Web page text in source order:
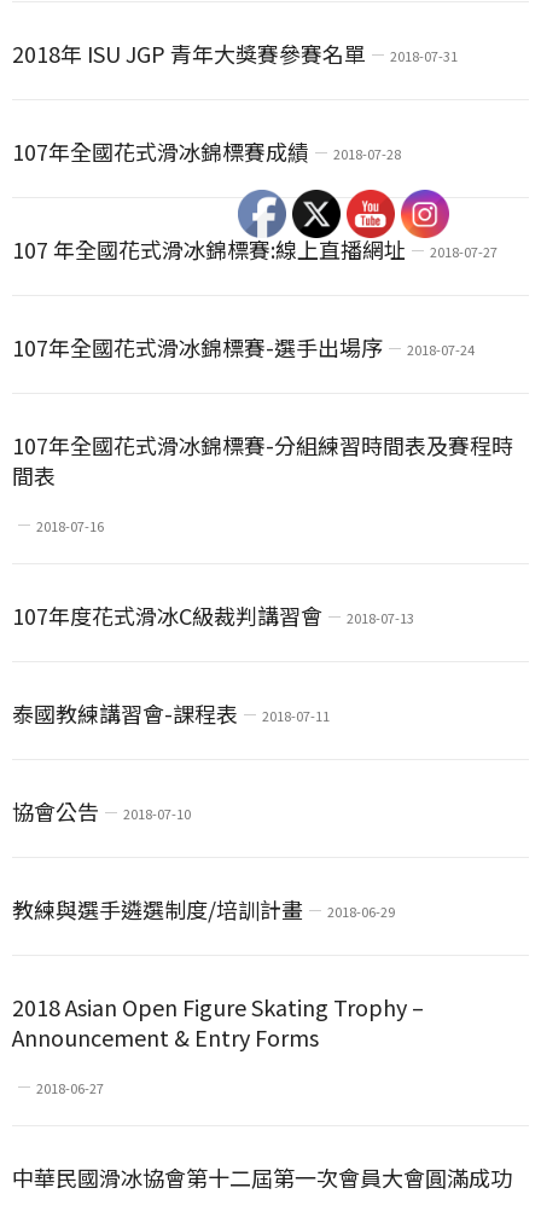
2018年 ISU JGP 青年大獎賽參賽名單 2018-07-31
107年全國花式滑冰錦標賽成績 2018-07-28
107 年全國花式滑冰錦標賽:線上直播網址 2018-07-27
107年全國花式滑冰錦標賽-選手出場序 2018-07-24
107年全國花式滑冰錦標賽-分組練習時間表及賽程時
間表
2018-07-16
107年度花式滑冰C級裁判講習會 2018-07-13
泰國教練講習會-課程表 2018-07-11
協會公告 2018-07-10
教練與選手遴選制度/培訓計畫 2018-06-29
2018 Asian Open Figure Skating Trophy –
Announcement & Entry Forms
2018-06-27
中華民國滑冰協會第十二屆第一次會員大會圓滿成功